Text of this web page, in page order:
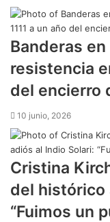
Banderas
resistencia
del encierro
10 junio, 2026
Cristina
del histórico
“Fuimos un